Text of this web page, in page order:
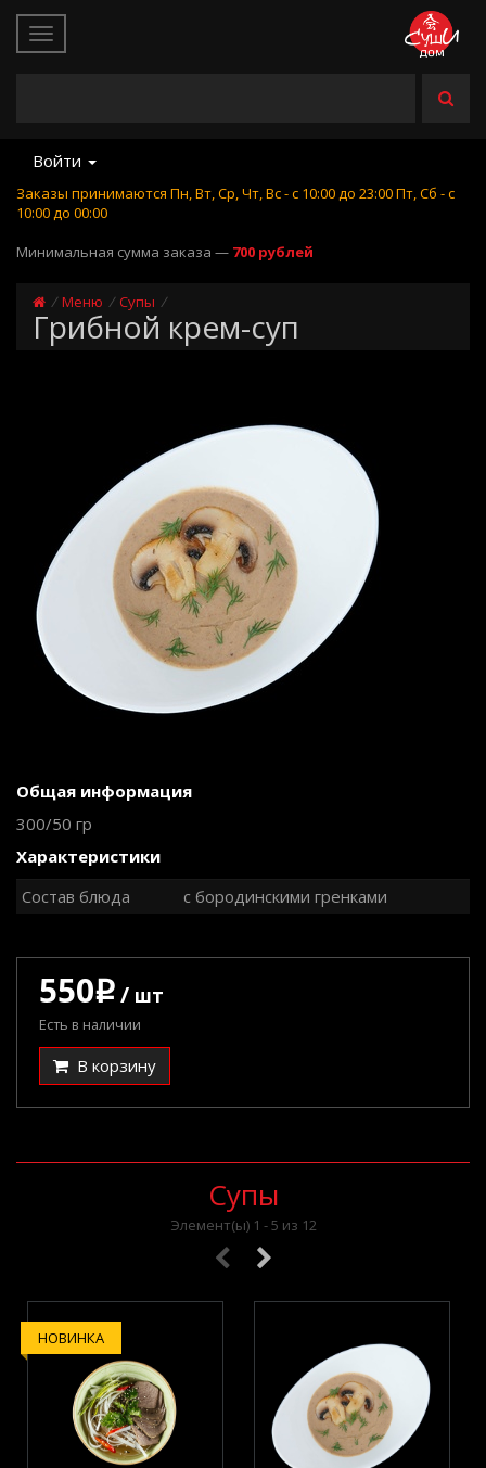
Войти
Заказы принимаются Пн, Вт, Ср, Чт, Вс - с 10:00 до 23:00 Пт, Сб - с
10:00 до 00:00
Минимальная сумма заказа — 700 рублей
Меню Супы
Грибной крем-суп
Купить Грибной крем-
Общая информация
300/50 гр
Характеристики
Состав блюда
с бородинскими гренками
550q / шт
Есть в наличии
В корзину
Супы
Элемент(ы) 1 - 5 из 12
НОВИНКА